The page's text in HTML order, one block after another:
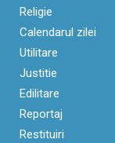
Religie
Calendarul zilei
Utilitare
Justitie
Edilitare
Reportaj
Restituiri